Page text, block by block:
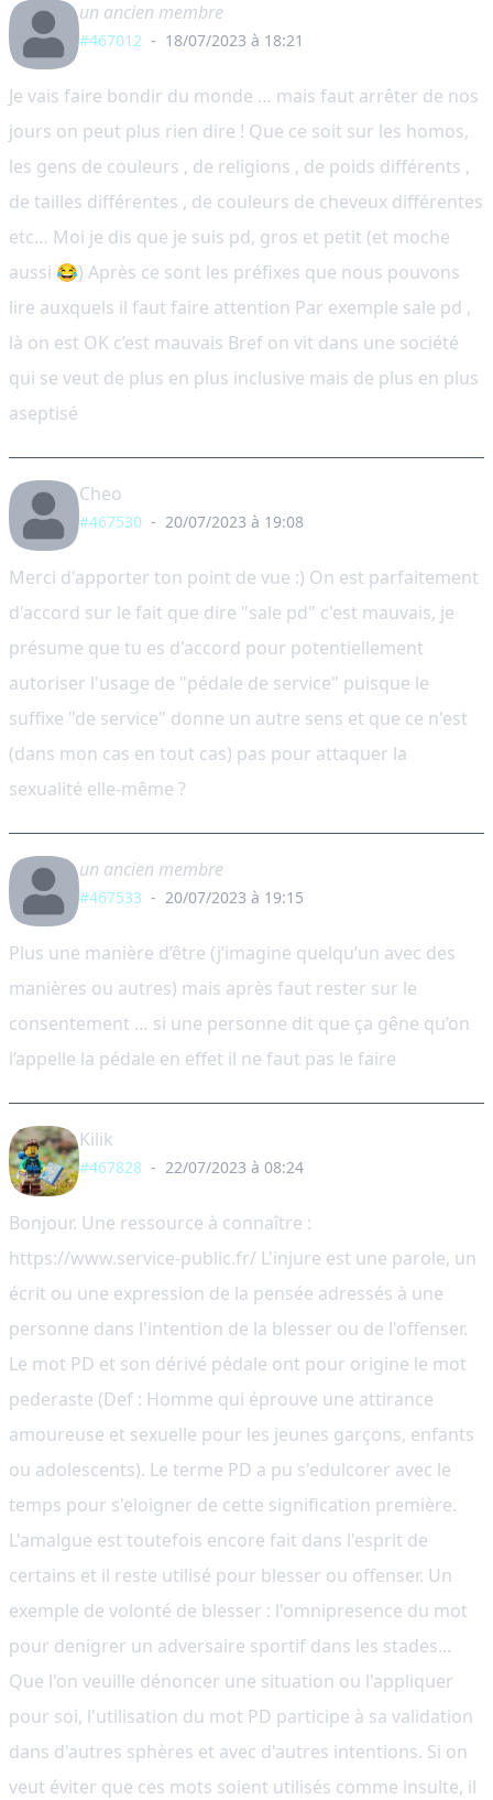
un ancien membre
#467012 - 18/07/2023 à 18:21
Je vais faire bondir du monde … mais faut arrêter de nos
jours on peut plus rien dire ! Que ce soit sur les homos,
les gens de couleurs , de religions , de poids différents ,
de tailles différentes , de couleurs de cheveux différentes
etc… Moi je dis que je suis pd, gros et petit (et moche
aussi 😂) Après ce sont les préfixes que nous pouvons
lire auxquels il faut faire attention Par exemple sale pd ,
là on est OK c’est mauvais Bref on vit dans une société
qui se veut de plus en plus inclusive mais de plus en plus
aseptisé
Cheo
#467530 - 20/07/2023 à 19:08
Merci d'apporter ton point de vue :) On est parfaitement
d'accord sur le fait que dire "sale pd" c'est mauvais, je
présume que tu es d'accord pour potentiellement
autoriser l'usage de "pédale de service" puisque le
suffixe "de service" donne un autre sens et que ce n'est
(dans mon cas en tout cas) pas pour attaquer la
sexualité elle-même ?
un ancien membre
#467533 - 20/07/2023 à 19:15
Plus une manière d’être (j’imagine quelqu’un avec des
manières ou autres) mais après faut rester sur le
consentement … si une personne dit que ça gêne qu’on
l’appelle la pédale en effet il ne faut pas le faire
Kilik
#467828 - 22/07/2023 à 08:24
Bonjour. Une ressource à connaître :
https://www.service-public.fr/ L'injure est une parole, un
écrit ou une expression de la pensée adressés à une
personne dans l'intention de la blesser ou de l'offenser.
Le mot PD et son dérivé pédale ont pour origine le mot
pederaste (Def : Homme qui éprouve une attirance
amoureuse et sexuelle pour les jeunes garçons, enfants
ou adolescents). Le terme PD a pu s'edulcorer avec le
temps pour s'eloigner de cette signification première.
L'amalgue est toutefois encore fait dans l'esprit de
certains et il reste utilisé pour blesser ou offenser. Un
exemple de volonté de blesser : l'omnipresence du mot
pour denigrer un adversaire sportif dans les stades...
Que l'on veuille dénoncer une situation ou l'appliquer
pour soi, l'utilisation du mot PD participe à sa validation
dans d'autres sphères et avec d'autres intentions. Si on
veut éviter que ces mots soient utilisés comme insulte, il